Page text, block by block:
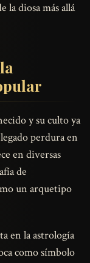
la diosa más allá
y su culto ya
perdura en
en diversas
de
un arquetipo
en la astrología
como símbolo